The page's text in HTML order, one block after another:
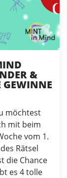
&
GEWINNE
möchtest
mit beim
vom 1.
Rätsel
die Chance
es 4 tolle